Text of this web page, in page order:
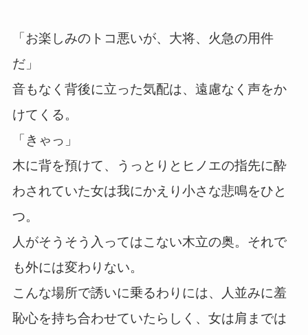
「お楽しみのトコ悪いが、大将、火急の用件
だ」
音もなく背後に立った気配は、遠慮なく声をか
けてくる。
「きゃっ」
木に背を預けて、うっとりとヒノエの指先に酔
わされていた女は我にかえり小さな悲鳴をひと
つ。
人がそうそう入ってはこない木立の奥。それで
も外には変わりない。
こんな場所で誘いに乗るわりには、人並みに羞
恥心を持ち合わせていたらしく、女は肩までは